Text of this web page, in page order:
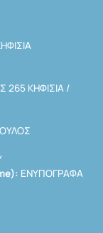
265 ΚΗΦΙΣΙΑ /
ΕΝΥΠΟΓΡΑΦΑ